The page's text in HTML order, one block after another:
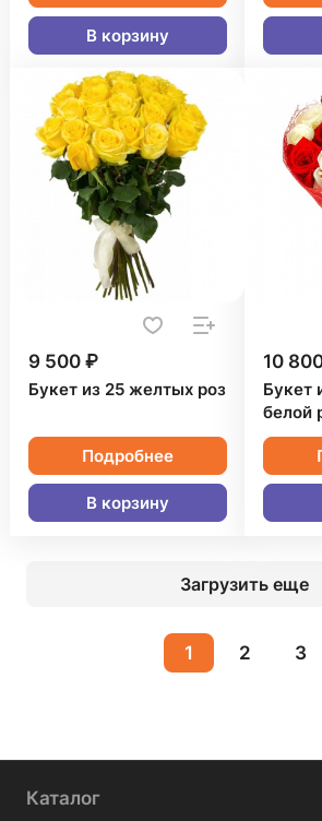
В корзину
9 500 ₽
Букет из 25 желтых роз
Подробнее
В корзину
10
Букет
белой
Загрузить еще
1 2 3
Каталог